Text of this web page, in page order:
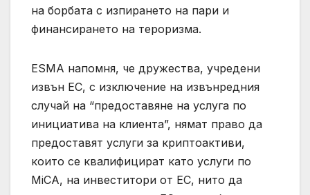
на борбата с изпирането на пари и
финансирането на тероризма.
ESMA напомня, че дружества, учредени
извън ЕС, с изключение на извънредния
случай на “предоставяне на услуга по
инициатива на клиента”, нямат право да
предоставят услуги за криптоактиви,
които се квалифицират като услуги по
MiCA, на инвеститори от ЕС, нито да